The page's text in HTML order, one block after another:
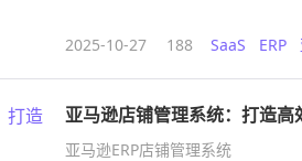
2025-10-27 188 SaaS ERP
亚马逊店铺管理系统：打造高
亚马逊ERP店铺管理系统